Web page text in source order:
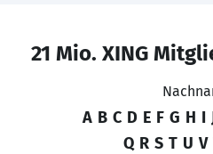
21 Mio. XING
A B C D E F G H I
Q R S T U V